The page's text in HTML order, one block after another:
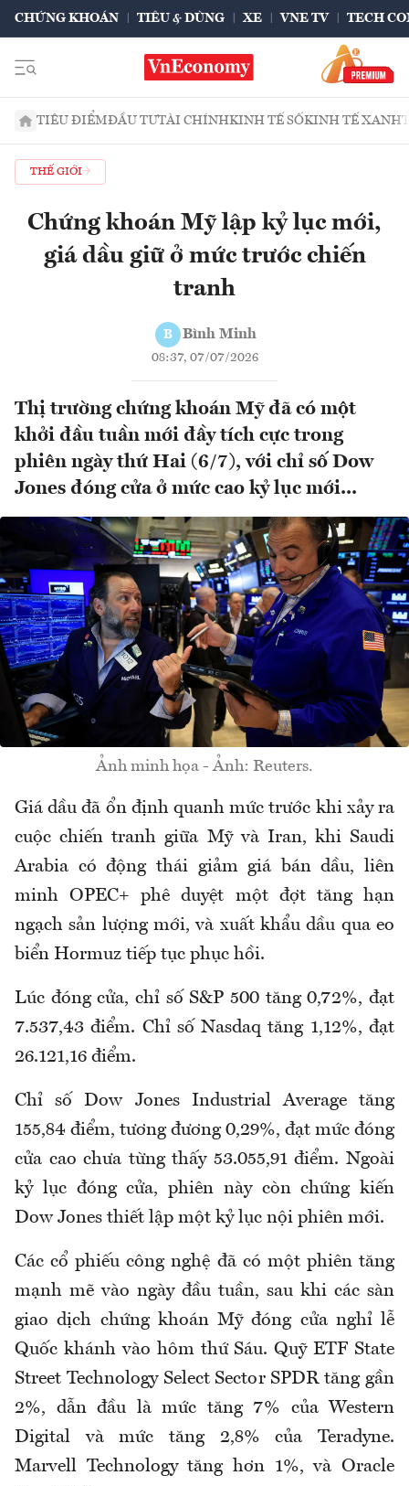
CHỨNG KHOÁN TIÊU & DÙNG XE VNE TV TECH
TIÊU ĐIỂMĐẦU TƯTÀI CHÍNHKINH TẾ SỐKINH TẾ XANH
THẾ GIỚI
Chứng khoán Mỹ lập kỷ lục mới,
giá dầu giữ ở mức trước chiến
tranh
B Bình Minh
08:37, 07/07/2026
Thị trường chứng khoán Mỹ đã có một
khởi đầu tuần mới đầy tích cực trong
phiên ngày thứ Hai (6/7), với chỉ số Dow
Jones đóng cửa ở mức cao kỷ lục mới...
Ảnh minh họa - Ảnh: Reuters.
Giá dầu đã ổn định quanh mức trước khi xảy ra
cuộc chiến tranh giữa Mỹ và Iran, khi Saudi
Arabia có động thái giảm giá bán dầu, liên
minh OPEC+ phê duyệt một đợt tăng hạn
ngạch sản lượng mới, và xuất khẩu dầu qua eo
biển Hormuz tiếp tục phục hồi.
Lúc đóng cửa, chỉ số S&P 500 tăng 0,72%, đạt
7.537,43 điểm. Chỉ số Nasdaq tăng 1,12%, đạt
26.121,16 điểm.
Chỉ số Dow Jones Industrial Average tăng
155,84 điểm, tương đương 0,29%, đạt mức đóng
cửa cao chưa từng thấy 53.055,91 điểm. Ngoài
kỷ lục đóng cửa, phiên này còn chứng kiến
Dow Jones thiết lập một kỷ lục nội phiên mới.
Các cổ phiếu công nghệ đã có một phiên tăng
mạnh mẽ vào ngày đầu tuần, sau khi các sàn
giao dịch chứng khoán Mỹ đóng cửa nghỉ lễ
Quốc khánh vào hôm thứ Sáu. Quỹ ETF State
Street Technology Select Sector SPDR tăng gần
2%, dẫn đầu là mức tăng 7% của Western
Digital và mức tăng 2,8% của Teradyne.
Marvell Technology tăng hơn 1%, và Oracle